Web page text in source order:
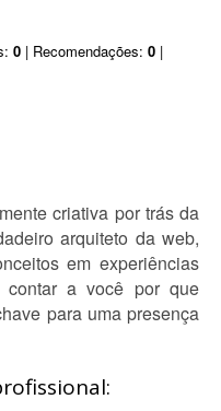
0 | Recomendações: 0 |
criativa por trás da
arquiteto da web,
em experiências
contar a você por que
para uma presença